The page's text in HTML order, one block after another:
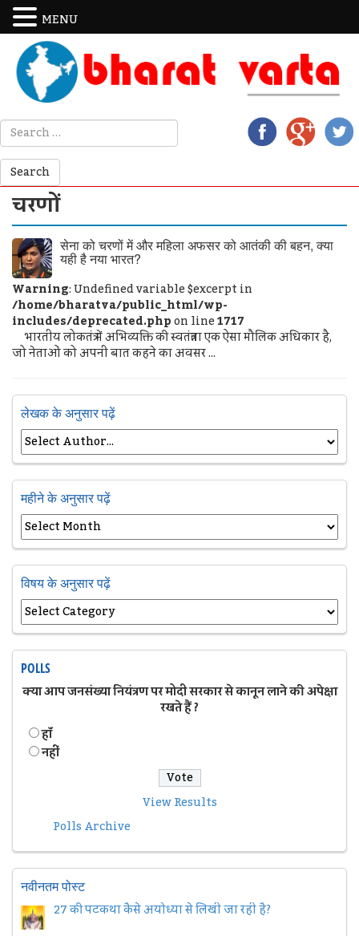
चरणों
सेना को चरणों में और महिला अफसर को आतंकी की बहन, क्या
यही है नया भारत?
Warning: Undefined variable $excerpt in
/home/bharatva/public_html/wp-
includes/deprecated.phpon line1717
भारतीय लोकतंत्र में अभिव्यक्ति की स्वतंत्रता एक ऐसा मौलिक अधिकार है,
जो नेताओं को अपनी बात कहने का अवसर ...
लेखक के अनुसार पढ़ें
महीने के अनुसार पढ़ें
विषय के अनुसार पढ़ें
POLLS
क्या आप जनसंख्या नियंत्रण पर मोदी सरकार से कानून लाने की अपेक्षा
रखते हैं ?
हॉं
नहीं
View Results
Polls Archive
नवीनतम पोस्ट
27 की पटकथा कैसे अयोध्या से लिखी जा रही है?
MENU